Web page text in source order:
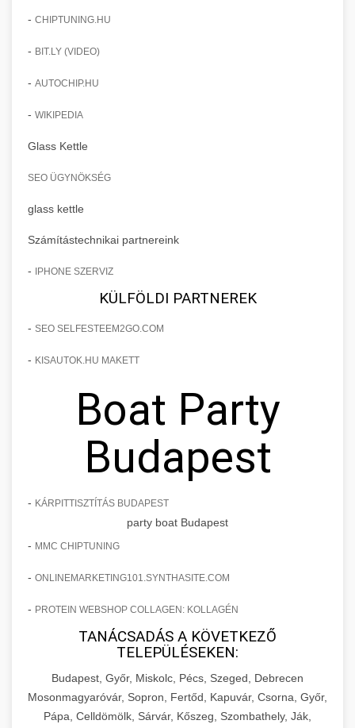
- CHIPTUNING.HU
- BIT.LY (VIDEO)
- AUTOCHIP.HU
- WIKIPEDIA
Glass Kettle
SEO ÜGYNÖKSÉG
glass kettle
Számítástechnikai partnereink
- IPHONE SZERVIZ
KÜLFÖLDI PARTNEREK
- SEO SELFESTEEM2GO.COM
- KISAUTOK.HU MAKETT
Boat Party
Budapest
- KÁRPITTISZTÍTÁS BUDAPEST
party boat Budapest
- MMC CHIPTUNING
- ONLINEMARKETING101.SYNTHASITE.COM
- PROTEIN WEBSHOP COLLAGEN: KOLLAGÉN
TANÁCSADÁS A KÖVETKEZŐ
TELEPÜLÉSEKEN:
Budapest, Győr, Miskolc, Pécs, Szeged, Debrecen
Mosonmagyaróvár, Sopron, Fertőd, Kapuvár, Csorna, Győr,
Pápa, Celldömölk, Sárvár, Kőszeg, Szombathely, Ják,